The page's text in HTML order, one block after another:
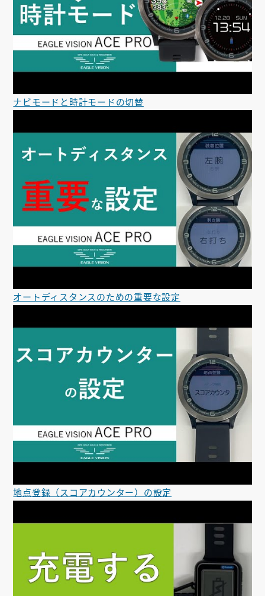
ナビモードと時計モードの切替
オートディスタンスのための重要な設定
地点登録（スコアカウンター）の設定